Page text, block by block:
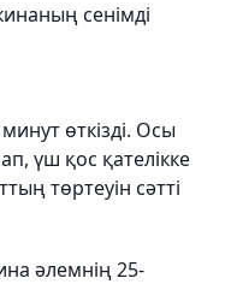
сенімді
өткізді. Осы
үш қос қателікке
төртеуін сәтті
әлемнің 25-